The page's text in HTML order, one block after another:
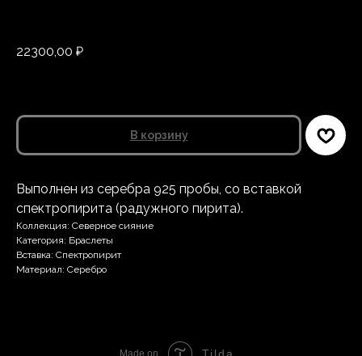
22300,00 ₽
В корзину
Выполнен из серебра 925 пробы, со вставкой
спектропирита (радужного пирита).
Коллекция: Северное сияние
Категория: Браслеты
Вставка: Спектропирит
Материал: Серебро